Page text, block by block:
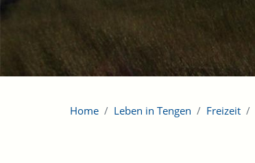
Home Leben in Tengen Freizeit